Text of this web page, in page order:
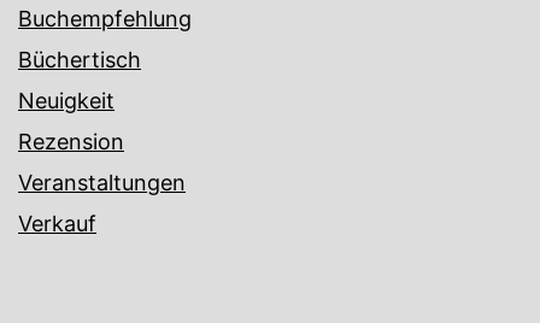
Buchempfehlung
Büchertisch
Neuigkeit
Rezension
Veranstaltungen
Verkauf